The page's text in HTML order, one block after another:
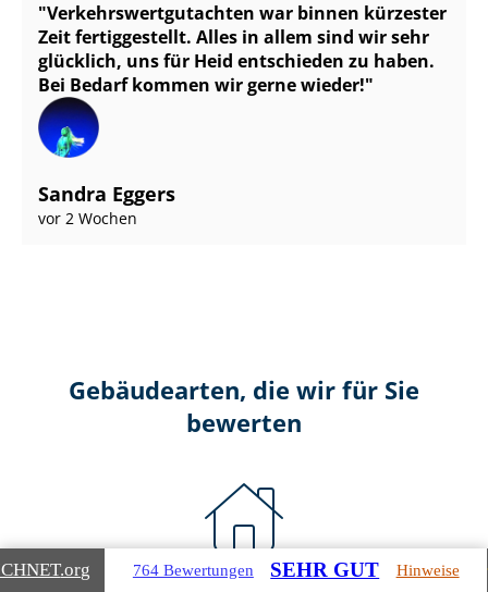
Ver­kehrs­wert­gut­ach­ten war binnen kürzester
Zeit fertiggestellt. Alles in allem sind wir sehr
glücklich, uns für Heid entschieden zu haben.
Bei Bedarf kommen wir gerne wieder!
Sandra Eggers
vor 2 Wochen
Gebäudearten, die wir für Sie
bewerten
.org 764 Bewertungen SEHR GUT Hinweise